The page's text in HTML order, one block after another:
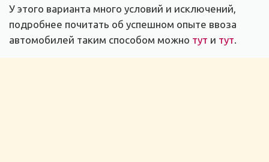
У этого варианта много условий и исключений,
подробнее почитать об успешном опыте ввоза
автомобилей таким способом можно тут и тут.